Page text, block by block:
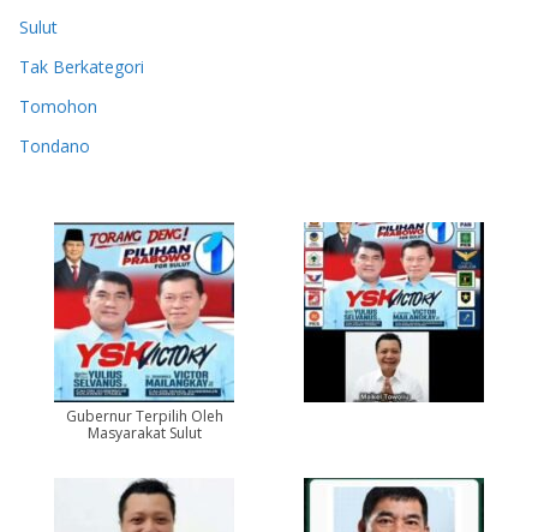
Sulut
Tak Berkategori
Tomohon
Tondano
Gubernur Terpilih Oleh
Masyarakat Sulut